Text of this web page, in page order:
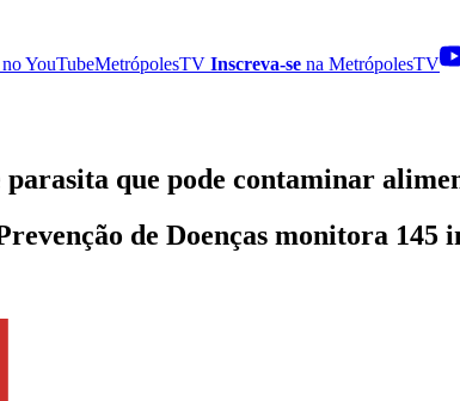
YouTubeMetrópolesTV Inscreva-se na MetrópolesTV
parasita que pode contaminar
de Doenças monitora